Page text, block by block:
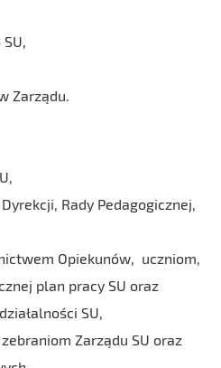
Zarządu.
Rady Pedagogicznej,
Opiekunów, uczniom,
plan pracy SU oraz
SU,
Zarządu SU oraz